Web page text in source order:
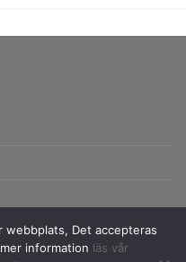
webbplats, Det accepteras
information läs vår